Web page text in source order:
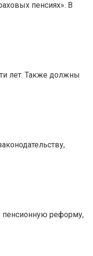
пенсиях». В
лет. Также должны
пенсионную реформу,